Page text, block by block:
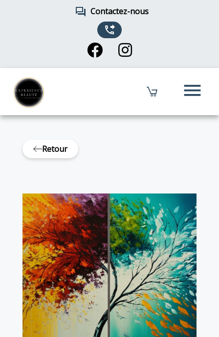
forum Contactez-nous
phone_forwarded
menu
Retour